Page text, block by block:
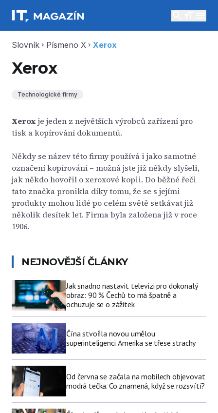
Slovník chevron_right Písmeno X chevron_right Xerox
Xerox
Technologické firmy
Xerox je jeden z největších výrobců zařízení pro
tisk a kopírování dokumentů.
Někdy se název této firmy používá i jako samotné
označení kopírování – možná jste již někdy slyšeli,
jak někdo hovořil o xeroxové kopii. Do běžné řeči
tato značka pronikla díky tomu, že se s jejími
produkty mohou lidé po celém světě setkávat již
několik desítek let. Firma byla založena již v roce
1906.
NEJNOVĚJŠÍ ČLÁNKY
Jak snadno nastavit televizi pro dokonalý
obraz: 90 % Čechů to má špatně a
ochuzuje se o zážitek
Čína stvořila novou umělou
superinteligenci. Amerika se třese strachy
Od června se začala na mobilech objevovat
modrá tečka. Co znamená, když se rozsvítí?